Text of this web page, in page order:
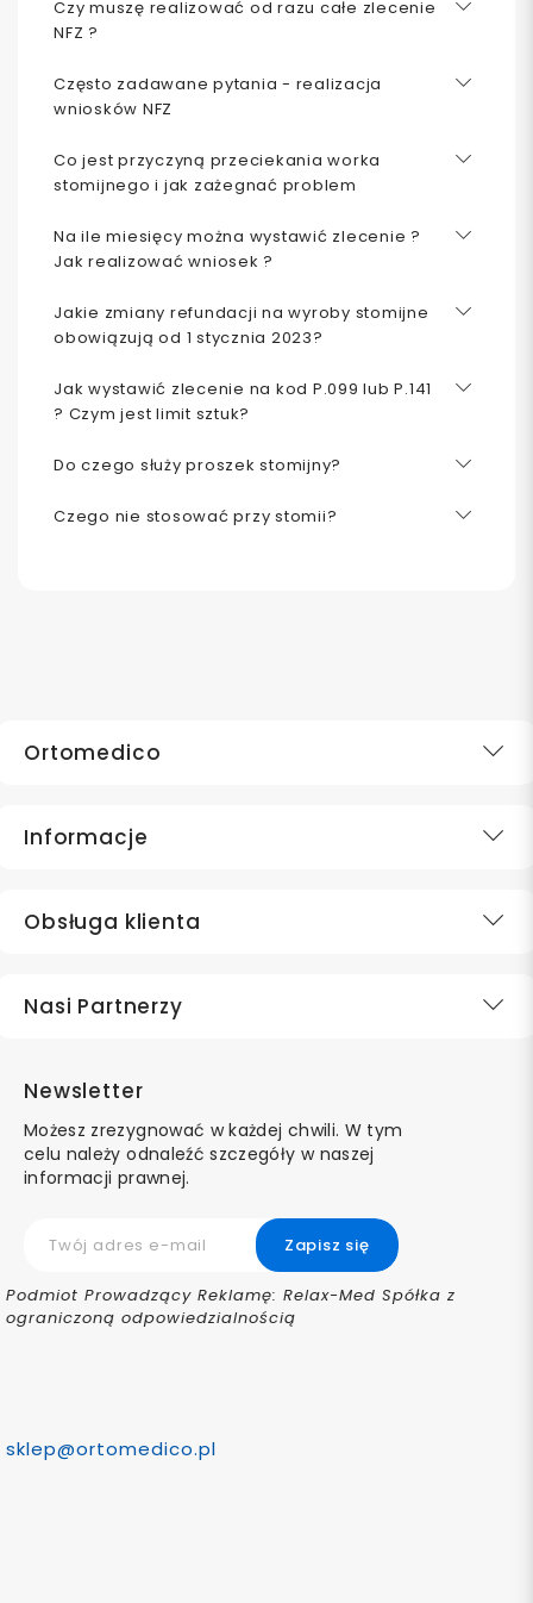
Czy muszę realizować od razu całe zlecenie
NFZ ?
Często zadawane pytania - realizacja
wniosków NFZ
Co jest przyczyną przeciekania worka
stomijnego i jak zażegnać problem
Na ile miesięcy można wystawić zlecenie ?
Jak realizować wniosek ?
Jakie zmiany refundacji na wyroby stomijne
obowiązują od 1 stycznia 2023?
Jak wystawić zlecenie na kod P.099 lub P.141
? Czym jest limit sztuk?
Do czego służy proszek stomijny?
Czego nie stosować przy stomii?
Ortomedico
Informacje
Obsługa klienta
Nasi Partnerzy
Newsletter
Możesz zrezygnować w każdej chwili. W tym
celu należy odnaleźć szczegóły w naszej
informacji prawnej.
Podmiot Prowadzący Reklamę: Relax-Med Spółka z
ograniczoną odpowiedzialnością
sklep@ortomedico.pl